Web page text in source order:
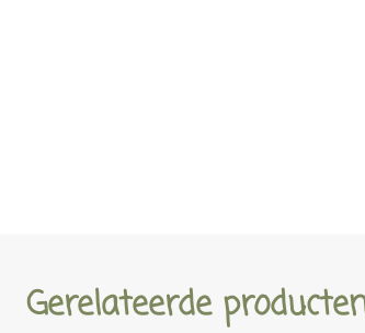
Gerelateerde